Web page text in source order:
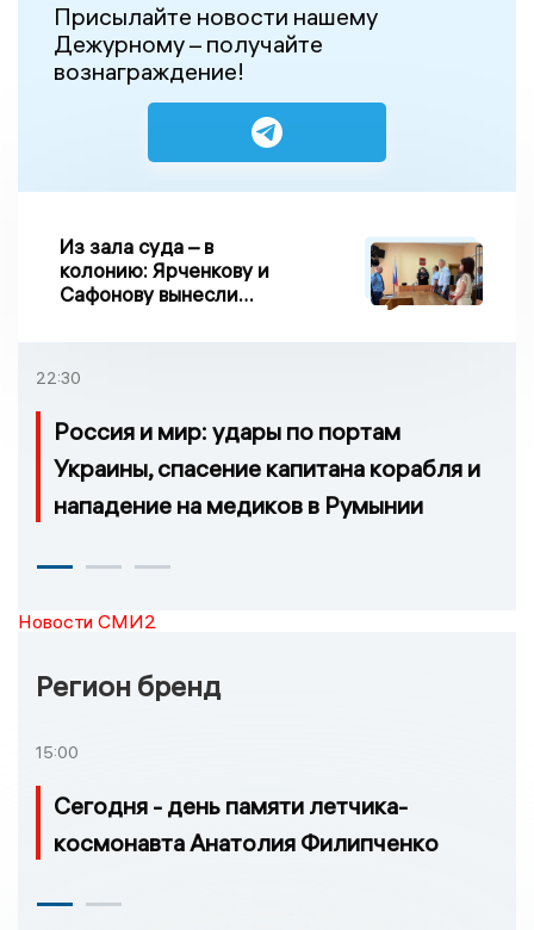
Присылайте новости нашему
Дежурному – получайте
вознаграждение!
Из зала суда – в
колонию: Ярченкову и
Сафонову вынесли
22:30
Россия и мир: удары по портам
Украины, спасение капитана корабля и
нападение на медиков в Румынии
Новости СМИ2
Регион бренд
15:00
Сегодня - день памяти летчика-
космонавта Анатолия Филипченко